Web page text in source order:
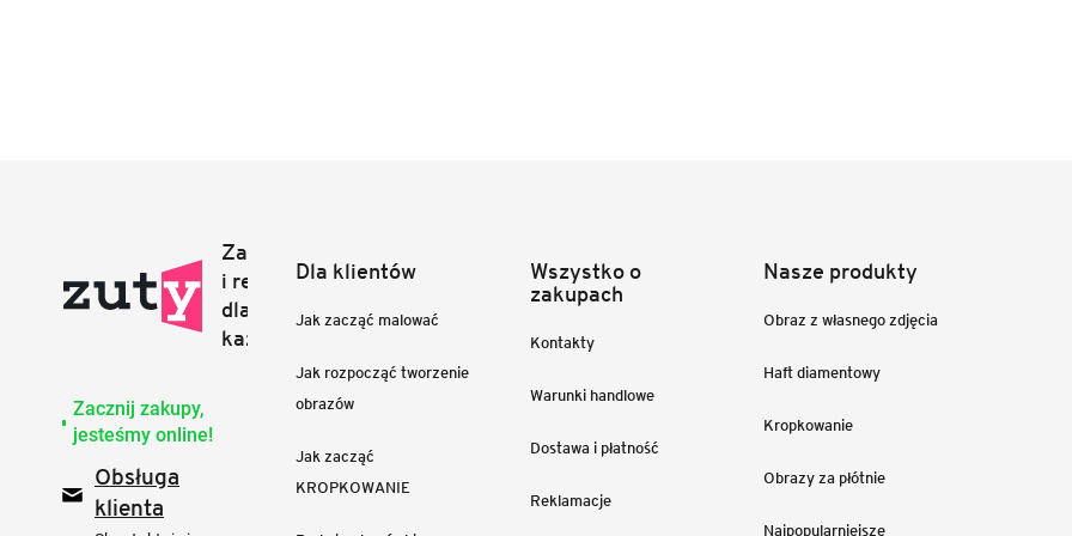
Zacznij zakupy,
jesteśmy online!
Obsługa
klienta
Dla klientów
Jak zacząć malować
Jak rozpocząć tworzenie
obrazów
Jak zacząć
KROPKOWANIE
Wszystko o
zakupach
Kontakty
Warunki handlowe
Dostawa i płatność
Reklamacje
Nasze produkty
Obraz z własnego zdjęcia
Haft diamentowy
Kropkowanie
Obrazy za płótnie
Najpopularniejsze